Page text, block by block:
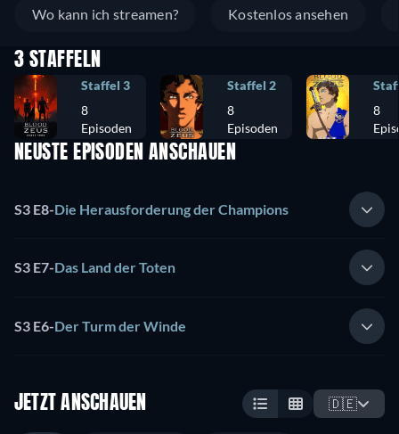
Wo kann ich streamen? Kostenlos ansehen
3 STAFFELN
Staffel 3
8
Episoden
Staffel 2
8
Episoden
8
NEUSTE EPISODEN ANSCHAUEN
S3 E8-Die Herausforderung der Champions
S3 E7-Das Land der Toten
S3 E6-Der Turm der Winde
JETZT ANSCHAUEN 🇩🇪